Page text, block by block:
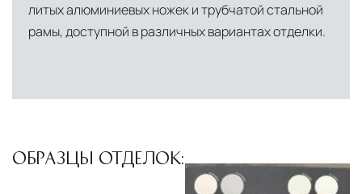
логистический хаб для европейского рынка
США— центр доставки для
Условия доставки по Москве и Московской
области
литых алюминиевых ножек и трубчатой стальной
рамы, доступной в различных вариантах отделки.
ОБРАЗЦЫ ОТДЕЛОК: